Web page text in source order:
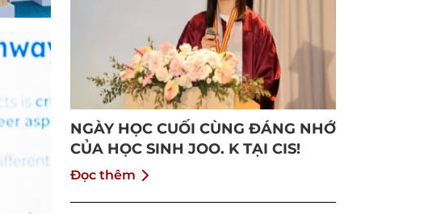
NGÀY HỌC CUỐI CÙNG ĐÁNG NHỚ
CỦA HỌC SINH JOO. K TẠI CIS!
Đọc thêm